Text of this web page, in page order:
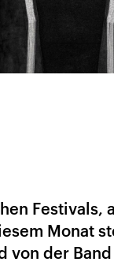
Festivals,
Monat
von der